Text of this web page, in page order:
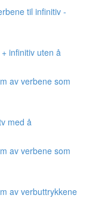
til infinitiv -
infinitiv uten å
av verbene som
med å
av verbene som
av verbuttrykkene